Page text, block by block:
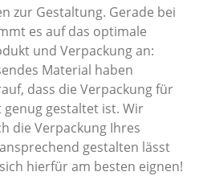
zur Gestaltung. Gerade bei
es auf das optimale
und Verpackung an:
Material haben
dass die Verpackung für
gestaltet ist. Wir
die Verpackung Ihres
gestalten lässt
hierfür am besten eignen!